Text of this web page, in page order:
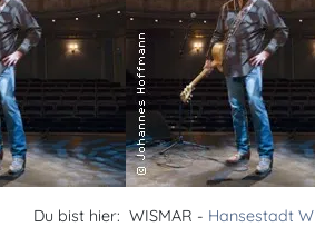
Du bist hier: WISMAR - Hansestadt